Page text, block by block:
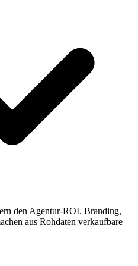
den Agentur-ROI. Branding,
aus Rohdaten verkaufbare